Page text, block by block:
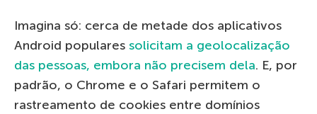
Imagina só: cerca de metade dos aplicativos
Android populares solicitam a geolocalização
das pessoas, embora não precisem dela. E, por
padrão, o Chrome e o Safari permitem o
rastreamento de cookies entre domínios